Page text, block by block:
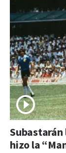
Subastarán
hizo la